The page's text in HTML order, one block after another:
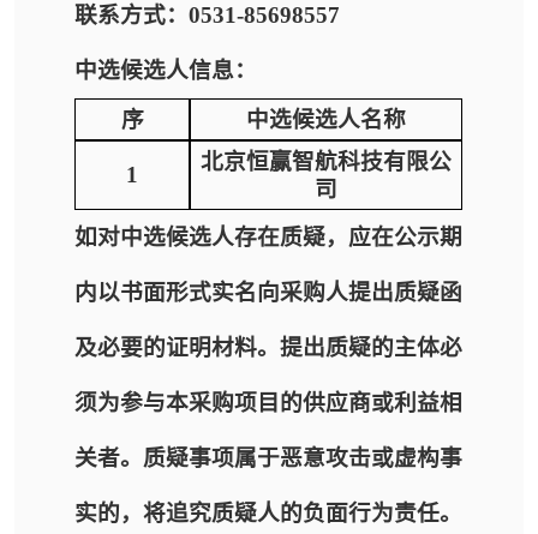
联系方式：0531-85698557
中选候选人信息：
序
中选候选人名称
1
北京恒赢智航科技有限公
司
如对中选候选人存在质疑，应在公示期
内以书面形式实名向采购人提出质疑函
及必要的证明材料。提出质疑的主体必
须为参与本采购项目的供应商或利益相
关者。质疑事项属于恶意攻击或虚构事
实的，将追究质疑人的负面行为责任。